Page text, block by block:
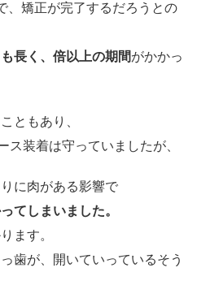
、矯正が完了するだろうとの
長く、倍以上の期間がかかっ
ともあり、
ス装着は守っていましたが、
に肉がある影響で
てしまいました。
ます。
歯が、開いていっているそう